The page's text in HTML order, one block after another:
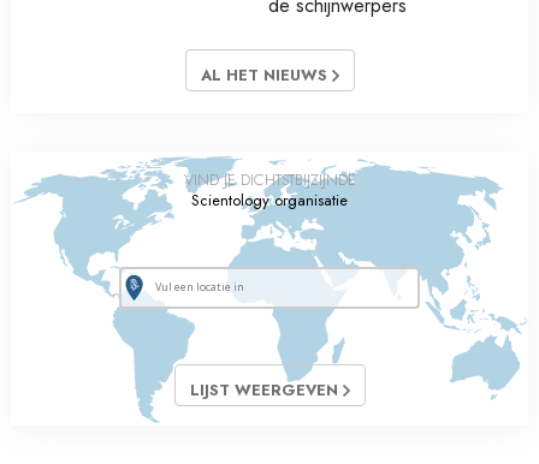
AL HET NIEUWS
VIND JE DICHTSTBIJZIJNDE
Scientology organisatie
LIJST WEERGEVEN